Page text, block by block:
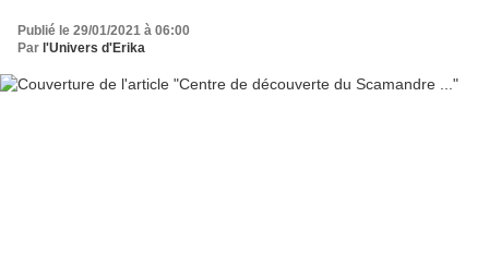
Publié le 29/01/2021 à 06:00
Par l'Univers d'Erika